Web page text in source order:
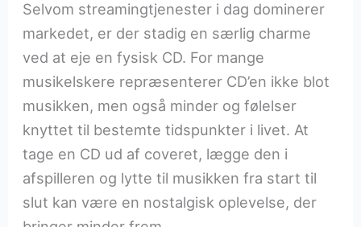
Selvom streamingtjenester i dag dominerer
markedet, er der stadig en særlig charme
ved at eje en fysisk CD. For mange
musikelskere repræsenterer CD’en ikke blot
musikken, men også minder og følelser
knyttet til bestemte tidspunkter i livet. At
tage en CD ud af coveret, lægge den i
afspilleren og lytte til musikken fra start til
slut kan være en nostalgisk oplevelse, der